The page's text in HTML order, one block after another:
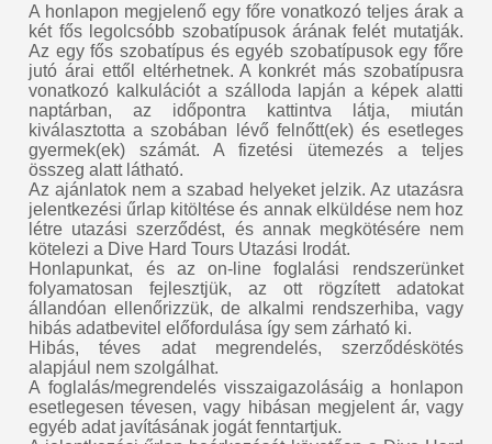
A honlapon megjelenő egy főre vonatkozó teljes árak a
két fős legolcsóbb szobatípusok árának felét mutatják.
Az egy fős szobatípus és egyéb szobatípusok egy főre
jutó árai ettől eltérhetnek. A konkrét más szobatípusra
vonatkozó kalkulációt a szálloda lapján a képek alatti
naptárban, az időpontra kattintva látja, miután
kiválasztotta a szobában lévő felnőtt(ek) és esetleges
gyermek(ek) számát. A fizetési ütemezés a teljes
összeg alatt látható.
Az ajánlatok nem a szabad helyeket jelzik. Az utazásra
jelentkezési űrlap kitöltése és annak elküldése nem hoz
létre utazási szerződést, és annak megkötésére nem
kötelezi a Dive Hard Tours Utazási Irodát.
Honlapunkat, és az on-line foglalási rendszerünket
folyamatosan fejlesztjük, az ott rögzített adatokat
állandóan ellenőrizzük, de alkalmi rendszerhiba, vagy
hibás adatbevitel előfordulása így sem zárható ki.
Hibás, téves adat megrendelés, szerződéskötés
alapjául nem szolgálhat.
A foglalás/megrendelés visszaigazolásáig a honlapon
esetlegesen tévesen, vagy hibásan megjelent ár, vagy
egyéb adat javításának jogát fenntartjuk.